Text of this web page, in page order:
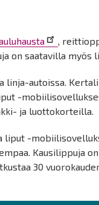
,
on saatavilla myös
linja-autoissa.
-
ja luottokorteilla.
liput -
Kausilippuja on
30